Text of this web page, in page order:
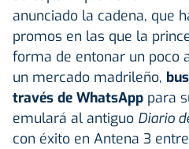
anunciado la cadena, que
promos en las que la
forma de entonar un poco
un mercado madrileño,
través de WhatsApp para
emulará al antiguo Diario
con éxito en Antena 3